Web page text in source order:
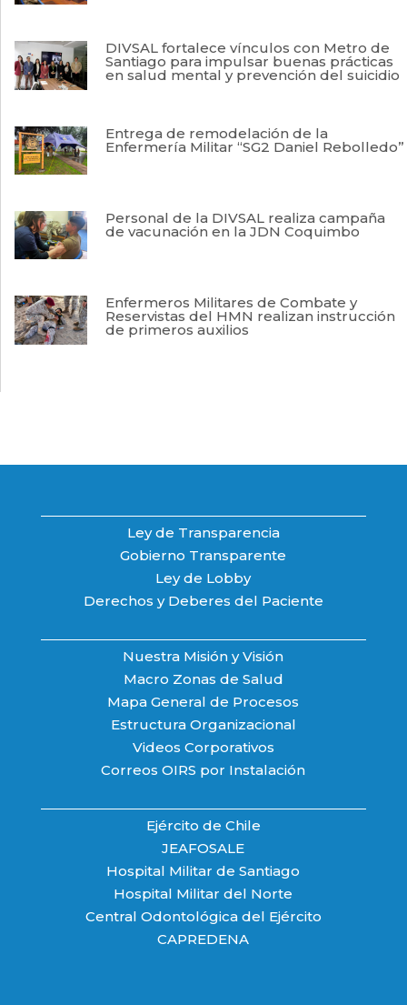
DIVSAL fortalece vínculos con Metro de
Santiago para impulsar buenas prácticas
en salud mental y prevención del suicidio
Entrega de remodelación de la
Enfermería Militar “SG2 Daniel Rebolledo”
Personal de la DIVSAL realiza campaña
de vacunación en la JDN Coquimbo
Enfermeros Militares de Combate y
Reservistas del HMN realizan instrucción
de primeros auxilios
Ley de Transparencia
Gobierno Transparente
Ley de Lobby
Derechos y Deberes del Paciente
Nuestra Misión y Visión
Macro Zonas de Salud
Mapa General de Procesos
Estructura Organizacional
Videos Corporativos
Correos OIRS por Instalación
Ejército de Chile
JEAFOSALE
Hospital Militar de Santiago
Hospital Militar del Norte
Central Odontológica del Ejército
CAPREDENA